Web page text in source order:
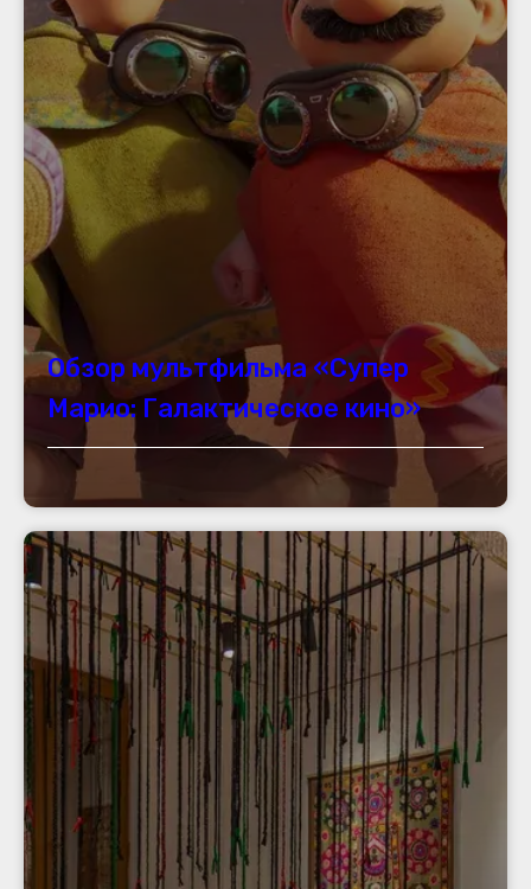
Обзор мультфильма «Супер
Марио: Галактическое кино»